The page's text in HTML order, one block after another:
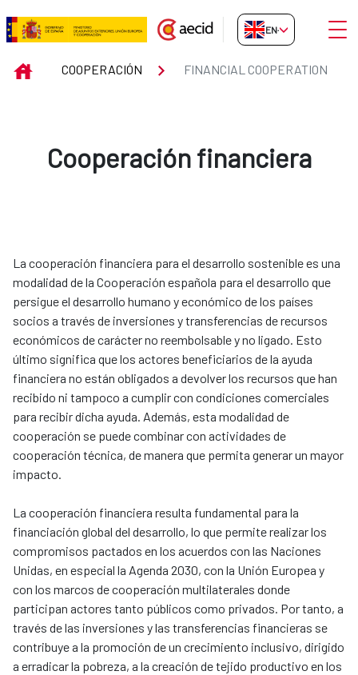
Skip to Main Content
FINANCIAL COOPERATION
EN-GB
INICIOCOOPERACIÓN FINANCIAL COOPERATION
Cooperación financiera
La cooperación financiera para el desarrollo sostenible es una
modalidad de la Cooperación española para el desarrollo que
persigue el desarrollo humano y económico de los países
socios a través de inversiones y transferencias de recursos
económicos de carácter no reembolsable y no ligado. Esto
último significa que los actores beneficiarios de la ayuda
financiera no están obligados a devolver los recursos que han
recibido ni tampoco a cumplir con condiciones comerciales
para recibir dicha ayuda. Además, esta modalidad de
cooperación se puede combinar con actividades de
cooperación técnica, de manera que permita generar un mayor
impacto.
La cooperación financiera resulta fundamental para la
financiación global del desarrollo, lo que permite realizar los
compromisos pactados en los acuerdos con las Naciones
Unidas, en especial la Agenda 2030, con la Unión Europea y
con los marcos de cooperación multilaterales donde
participan actores tanto públicos como privados. Por tanto, a
través de las inversiones y las transferencias financieras se
contribuye a la promoción de un crecimiento inclusivo, dirigido
a erradicar la pobreza, a la creación de tejido productivo en los